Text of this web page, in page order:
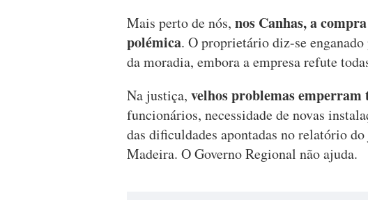
Mais perto de nós, nos Canhas, a
polémica. O proprietário diz-se
da moradia, embora a empresa refute
Na justiça, velhos problemas
funcionários, necessidade de novas
das dificuldades apontadas no relatório
Madeira. O Governo Regional não ajuda.